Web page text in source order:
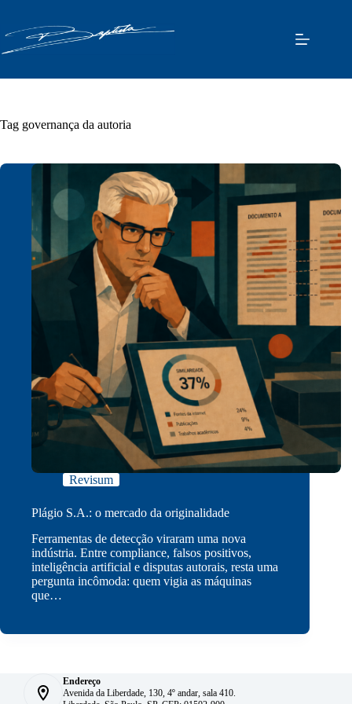
o
conteúdo
Tag governança da autoria
Revisum
Plágio S.A.: o mercado da originalidade
Ferramentas de detecção viraram uma nova
indústria. Entre compliance, falsos positivos,
inteligência artificial e disputas autorais, resta uma
pergunta incômoda: quem vigia as máquinas
que…
Endereço
Avenida da Liberdade, 130, 4º andar, sala 410.